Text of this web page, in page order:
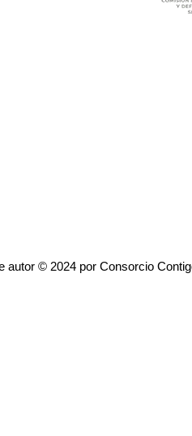
autor © 2024 por Consorcio